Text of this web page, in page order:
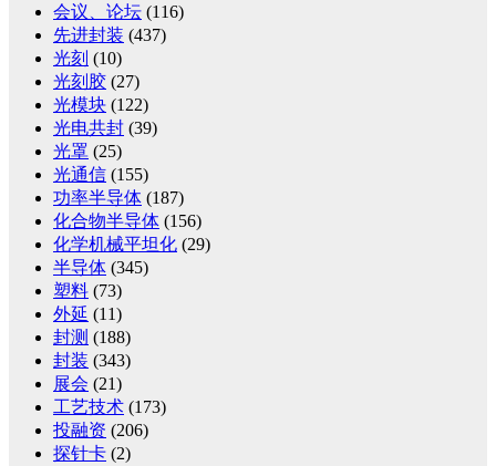
会议、论坛 (116)
先进封装 (437)
光刻 (10)
光刻胶 (27)
光模块 (122)
光电共封 (39)
光罩 (25)
光通信 (155)
功率半导体 (187)
化合物半导体 (156)
化学机械平坦化 (29)
半导体 (345)
塑料 (73)
外延 (11)
封测 (188)
封装 (343)
展会 (21)
工艺技术 (173)
投融资 (206)
探针卡 (2)